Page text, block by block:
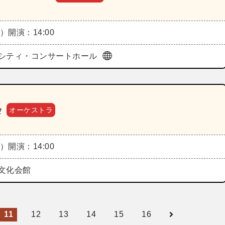
開演：14:00
ティ・コンサートホール
オーケストラ
開演：14:00
化会館
11 12 13 14 15 16